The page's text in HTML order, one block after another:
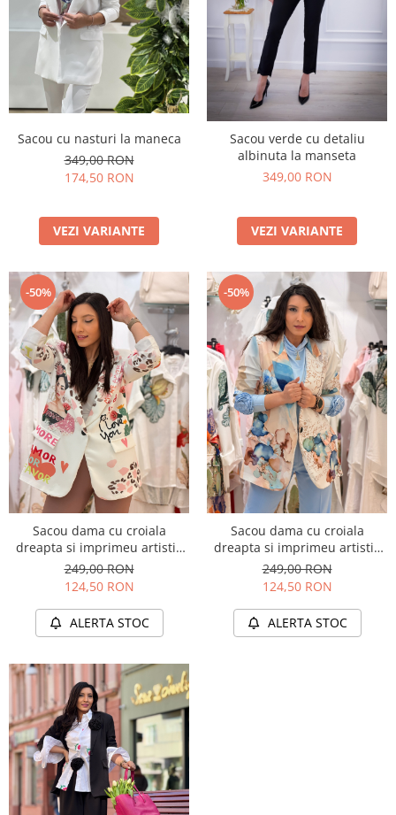
Sacou cu nasturi la maneca
349,00 RON
174,50 RON
VEZI VARIANTE
Sacou verde cu detaliu
albinuta la manseta
349,00 RON
VEZI VARIANTE
-50%
Sacou dama cu croiala
dreapta si imprimeu artistic
cu portret
249,00 RON
124,50 RON
ALERTA STOC
-50%
Sacou dama cu croiala
dreapta si imprimeu artistic
floral
249,00 RON
124,50 RON
ALERTA STOC